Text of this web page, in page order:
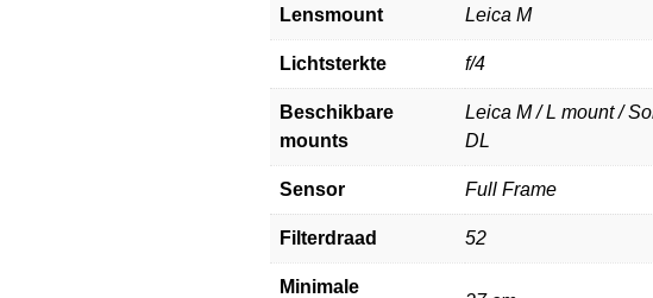
Lensmount Leica M
Lichtsterkte f/4
Beschikbare
mounts
Leica M / L mount /
DL
Sensor Full Frame
Filterdraad 52
Minimale